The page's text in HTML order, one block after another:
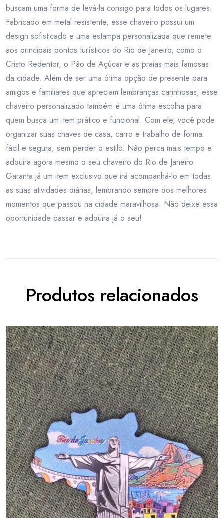
buscam uma forma de levá-la consigo para todos os lugares.
Fabricado em metal resistente, esse chaveiro possui um
design sofisticado e uma estampa personalizada que remete
aos principais pontos turísticos do Rio de Janeiro, como o
Cristo Redentor, o Pão de Açúcar e as praias mais famosas
da cidade. Além de ser uma ótima opção de presente para
amigos e familiares que apreciam lembranças carinhosas, esse
chaveiro personalizado também é uma ótima escolha para
quem busca um item prático e funcional. Com ele, você pode
organizar suas chaves de casa, carro e trabalho de forma
fácil e segura, sem perder o estilo. Não perca mais tempo e
adquira agora mesmo o seu chaveiro do Rio de Janeiro.
Garanta já um item exclusivo que irá acompanhá-lo em todas
as suas atividades diárias, lembrando sempre dos melhores
momentos que passou na cidade maravilhosa. Não deixe essa
oportunidade passar e adquira já o seu!
Produtos relacionados